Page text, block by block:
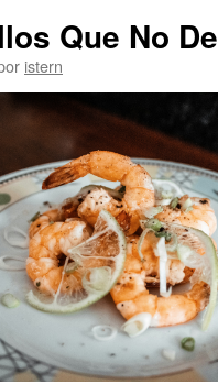
Que No
istern